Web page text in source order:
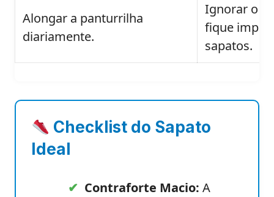
Alongar a panturrilha
diariamente.
Ignorar o
fique
sapatos.
Checklist do Sapato
Ideal
✔ Contraforte Macio: A